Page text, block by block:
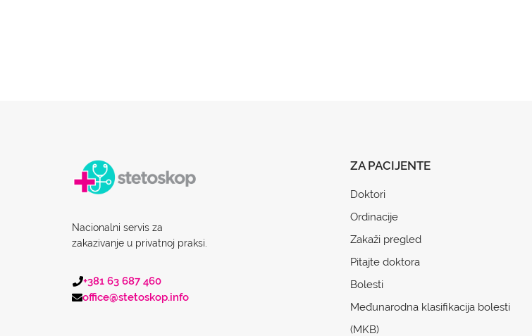
Nacionalni servis za
zakazivanje u privatnoj praksi.
+381 63 687 460
office@stetoskop.info
ZA PACIJENTE
Doktori
Ordinacije
Zakaži pregled
Pitajte doktora
Bolesti
Međunarodna klasifikacija bolesti
(MKB)